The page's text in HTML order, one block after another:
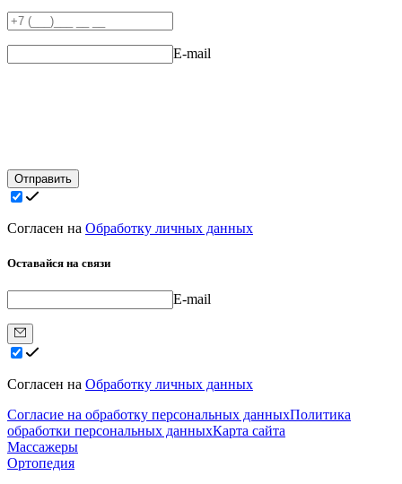
E-mail
Отправить
Согласен на Обработку личных данных
Оставайся на связи
E-mail
Согласен на Обработку личных данных
Согласие на обработку персональных данныхПолитика
обработки персональных данныхКарта сайта
Массажеры
Ортопедия